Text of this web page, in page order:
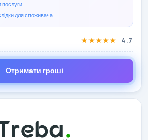
послуги
для споживача
★★★★★ 4.7
Отримати гроші